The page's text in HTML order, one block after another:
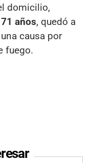
domicilio,
71 años, quedó a
causa por
fuego.